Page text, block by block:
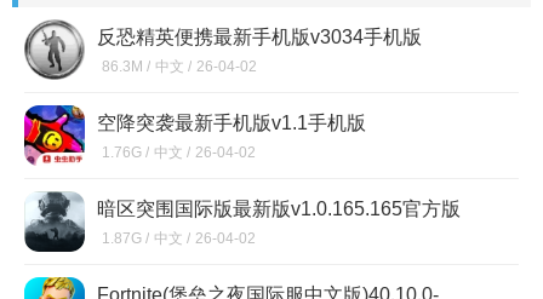
反恐精英便携最新手机版v3034手机版
86.3M / 中文 / 26-04-02
空降突袭最新手机版v1.1手机版
1.76G / 中文 / 26-04-02
暗区突围国际版最新版v1.0.165.165官方版
1.87G / 中文 / 26-04-02
Fortnite(堡垒之夜国际服中文版)40.10.0-